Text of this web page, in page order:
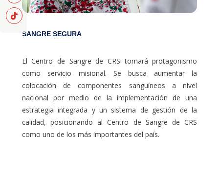
SANGRE SEGURA
El Centro de Sangre de CRS tomará protagonismo
como servicio misional. Se busca aumentar la
colocación de componentes sanguíneos a nivel
nacional por medio de la implementación de una
estrategia integrada y un sistema de gestión de la
calidad, posicionando al Centro de Sangre de CRS
como uno de los más importantes del país.